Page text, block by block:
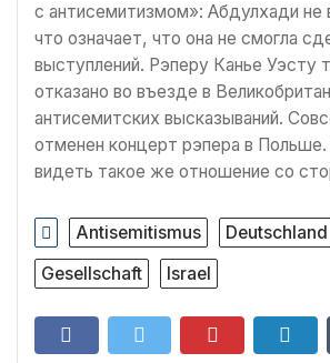
с антисемитизмом»: Абдулхади не
что означает, что она не смогла
выступлений. Рэперу Канье Уэсту
отказано во въезде в
антисемитских высказываний.
отменен концерт рэпера в
видеть такое же отношение со
Antisemitismus Deutschland
Gesellschaft
Israel